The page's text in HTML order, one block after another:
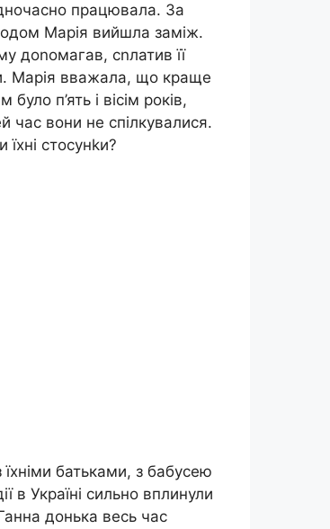
працювала. За
Марія вийшла заміж.
доnомагав, сnлатив її
Марія вважала, що краще
п’ять і вісім років,
час вони не спілкувалися.
стосунkи?
батьками, з бабусею
в Україні сильно вплинули
донька весь час